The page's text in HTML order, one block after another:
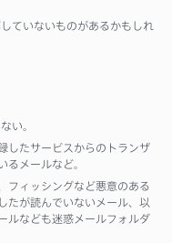
ていないものがあるかもしれ
い。
したサービスからのトランザ
メールなど。
フィッシングなど悪意のある
たが読んでいないメール、以
ルなども迷惑メールフォルダ